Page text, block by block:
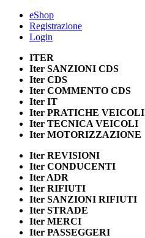
eShop
Registrazione
Login
ITER
Iter SANZIONI CDS
Iter CDS
Iter COMMENTO CDS
Iter IT
Iter PRATICHE VEICOLI
Iter TECNICA VEICOLI
Iter MOTORIZZAZIONE
Iter REVISIONI
Iter CONDUCENTI
Iter ADR
Iter RIFIUTI
Iter SANZIONI RIFIUTI
Iter STRADE
Iter MERCI
Iter PASSEGGERI